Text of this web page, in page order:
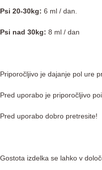
Psi 20-30kg: 6 ml / dan.
Psi nad 30kg: 8 ml / dan
Priporočljivo je dajanje pol ure
Pred uporabo je priporočljivo
Pred uporabo dobro pretresite!
Gostota izdelka se lahko v